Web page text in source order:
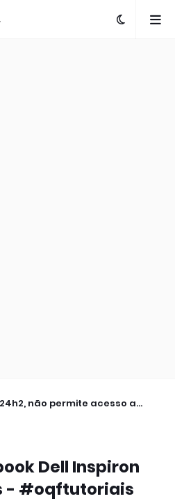
24h2, não permite acesso a
Dell Inspiron
- #oqftutoriais